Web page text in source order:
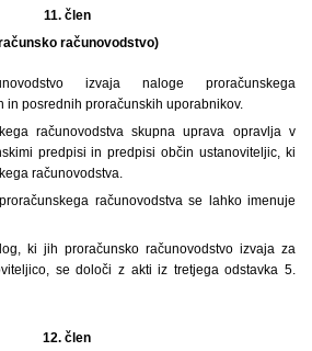
11. člen
računovodstvo)
izvaja naloge proračunskega
in posrednih proračunskih uporabnikov.
računovodstva skupna uprava opravlja v
predpisi in predpisi občin ustanoviteljic, ki
računovodstva.
računovodstva se lahko imenuje
ki jih proračunsko računovodstvo izvaja za
se določi z akti iz tretjega odstavka 5.
12. člen